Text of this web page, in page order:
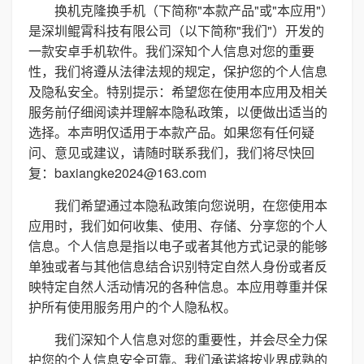
换机克隆换手机（下简称"本款产品"或"本应用"）
是深圳鲲霄科技有限公司（以下简称"我们"）开发的
一款安卓手机软件。我们深知个人信息对您的重要
性，我们将遵从法律法规的规定，保护您的个人信息
及隐私安全。特别提示：希望您在使用本应用及相关
服务前仔细阅读并理解本隐私政策，以便做出适当的
选择。本声明仅适用于本款产品。如果您有任何疑
问、意见或建议，请随时联系我们，我们将尽快回
复：baxiangke2024@163.com
我们希望通过本隐私政策向您说明，在您使用本
应用时，我们如何收集、使用、存储、分享您的个人
信息。个人信息是指以电子或者其他方式记录的能够
单独或者与其他信息结合识别特定自然人身份或者反
映特定自然人活动情况的各种信息。本应用尊重并保
护所有使用服务用户的个人隐私权。
我们深知个人信息对您的重要性，并会尽全力保
护您的个人信息安全可靠。我们承诺将按业界成熟的